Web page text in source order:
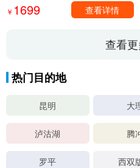
￥ 1699 查看详情
查看
热门目的地
昆明 大
泸沽湖 腾
罗平 西双